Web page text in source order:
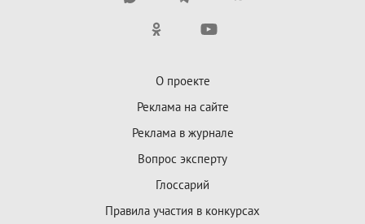
О проекте
Реклама на сайте
Реклама в журнале
Вопрос эксперту
Глоссарий
Правила участия в конкурсах